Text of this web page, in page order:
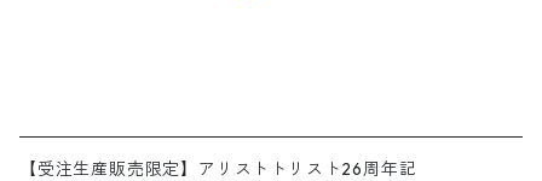
【受注生産販売限定】アリストトリスト26周年記